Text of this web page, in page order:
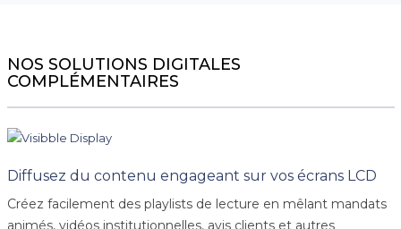
NOS SOLUTIONS DIGITALES
COMPLÉMENTAIRES
Diffusez du contenu engageant sur vos écrans LCD
Créez facilement des playlists de lecture en mêlant mandats
animés, vidéos institutionnelles, avis clients et autres